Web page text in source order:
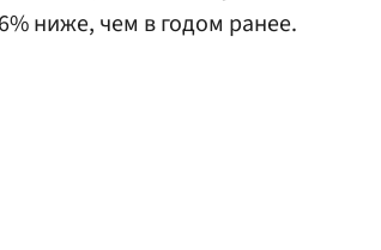
ниже, чем в годом ранее.